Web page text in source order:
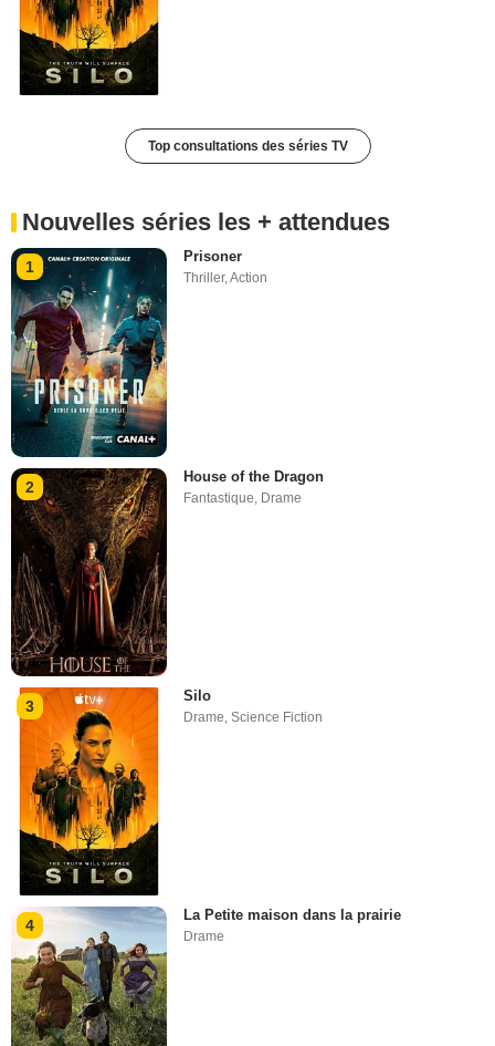
Top consultations des séries TV
Nouvelles séries les + attendues
1
Prisoner
Thriller,Action
2
House of the Dragon
Fantastique Drame
3
Silo
Drame,Science Fiction
4
La Petite maison dans la prairie
Drame